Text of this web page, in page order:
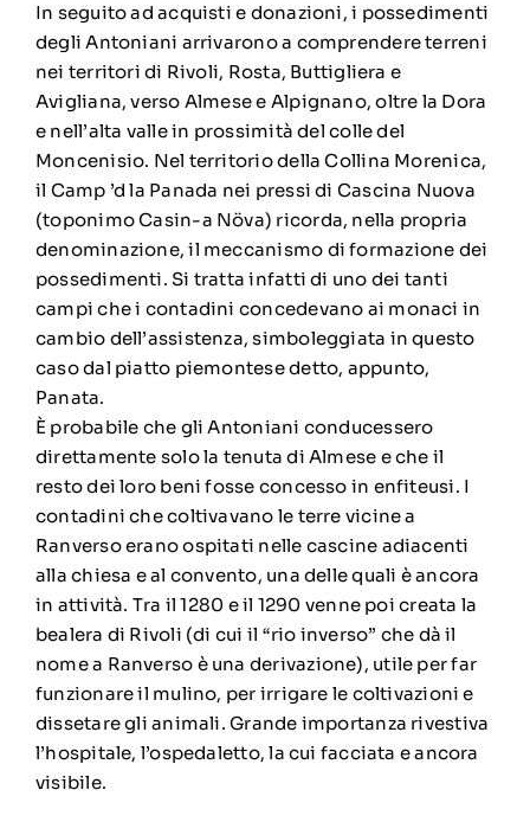
In seguito ad acquisti e donazioni, i possedimenti
degli Antoniani arrivarono a comprendere terreni
nei territori di Rivoli, Rosta, Buttigliera e
Avigliana, verso Almese e Alpignano, oltre la Dora
e nell’alta valle in prossimità del colle del
Moncenisio. Nel territorio della Collina Morenica,
il Camp ’d la Panada nei pressi di Cascina Nuova
(toponimo Casin-a Növa) ricorda, nella propria
denominazione, il meccanismo di formazione dei
possedimenti. Si tratta infatti di uno dei tanti
campi che i contadini concedevano ai monaci in
cambio dell’assistenza, simboleggiata in questo
caso dal piatto piemontese detto, appunto,
Panata.
È probabile che gli Antoniani conducessero
direttamente solo la tenuta di Almese e che il
resto dei loro beni fosse concesso in enfiteusi. I
contadini che coltivavano le terre vicine a
Ranverso erano ospitati nelle cascine adiacenti
alla chiesa e al convento, una delle quali è ancora
in attività. Tra il 1280 e il 1290 venne poi creata la
bealera di Rivoli (di cui il “rio inverso” che dà il
nome a Ranverso è una derivazione), utile per far
funzionare il mulino, per irrigare le coltivazioni e
dissetare gli animali. Grande importanza rivestiva
l’hospitale, l’ospedaletto, la cui facciata e ancora
visibile.